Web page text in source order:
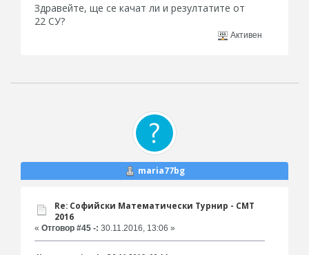
Здравейте, ще се качат ли и резултатите от
22 СУ?
Активен
maria77bg
Re: Софийски Математически Турнир - СМТ
2016
« Отговор #45 -: 30.11.2016, 13:06 »